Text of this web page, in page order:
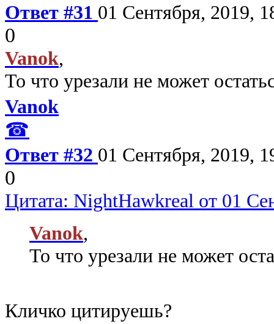
Ответ #31 01 Сентября, 2019,
0
Vanok,
То что урезали не может
Vanok
☎
Ответ #32 01 Сентября, 2019,
0
Цитата: NightHawkreal от 01
Vanok,
То что урезали не может
Кличко цитируешь?